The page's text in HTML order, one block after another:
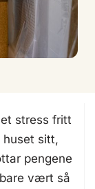
stress fritt
huset sitt,
pengene
vært så